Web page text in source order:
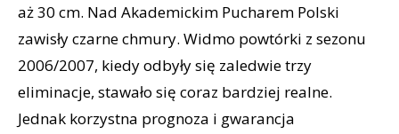
aż 30 cm. Nad Akademickim Pucharem Polski
zawisły czarne chmury. Widmo powtórki z sezonu
2006/2007, kiedy odbyły się zaledwie trzy
eliminacje, stawało się coraz bardziej realne.
Jednak korzystna prognoza i gwarancja